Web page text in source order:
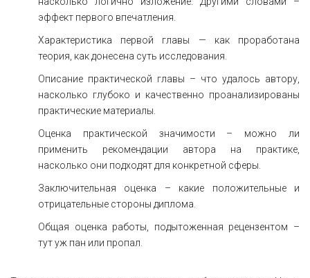
эффект первого впечатления.
Характеристика первой главы — как проработана
теория, как донесена суть исследования.
Описание практической главы – что удалось автору,
насколько глубоко и качественно проанализированы
практические материалы.
Оценка практической значимости – можно ли
применить рекомендации автора на практике,
насколько они подходят для конкретной сферы.
Заключительная оценка – какие положительные и
отрицательные стороны диплома.
Общая оценка работы, подытоженная рецензентом –
тут уж пан или пропал.